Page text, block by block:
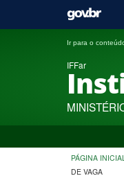
Ir para o
IFFar
PÁGINA INICIAL
DE VAGA